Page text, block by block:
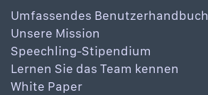
Umfassendes Benutzerhandbuch
Unsere Mission
Speechling-Stipendium
Lernen Sie das Team kennen
White Paper